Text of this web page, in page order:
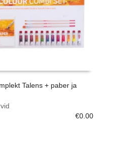
Talens + paber ja
€0.00